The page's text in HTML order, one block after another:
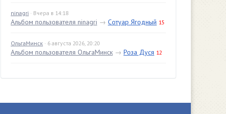
ninagri · Вчера в 14:18
Альбом пользователя ninagri → Сотуар Ягодный 15
ОльгаМинск · 6 августа 2026, 20:20
Альбом пользователя ОльгаМинск → Роза Дуся 12